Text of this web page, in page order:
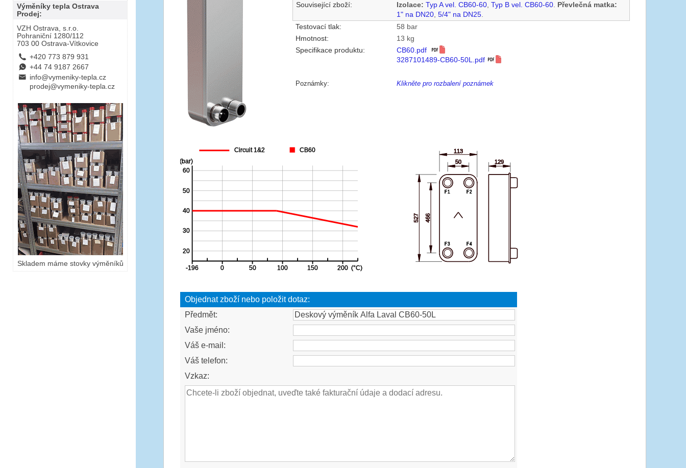
Výměníky tepla Ostrava
Prodej:
VZH Ostrava, s.r.o.
Pohraniční 1280/112
703 00 Ostrava-Vítkovice
L +420 773 879 931
E +44 74 9187 2667
B info@vymeniky-tepla.cz
prodej@vymeniky-tepla.cz
Skladem máme stovky výměníků
Související zboží:
Izolace: Typ A vel. CB60-60 ,Typ B vel. CB60-60 Převlečná matka:
1" na DN20 ,5/4" na DN25
Testovací tlak:
58 bar
Hmotnost:
13 kg
Specifikace produktu:
CB60.pdf
3287101489-CB60-50L.pdf
Poznámky: Klikněte pro rozbalení poznámek
Objednat zboží nebo položit dotaz:
Předmět:
Vaše jméno:
Váš e-mail:
Váš telefon:
Vzkaz: